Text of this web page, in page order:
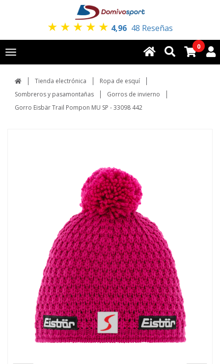
★ ★ ★ ★ ★ 4,96 48 Reseñas
Toggle
navigation
0
Tienda electrónica
Ropa de esquí
Sombreros y pasamontañas
Gorros de invierno
Gorro Eisbär Trail Pompon MU SP - 33098 442